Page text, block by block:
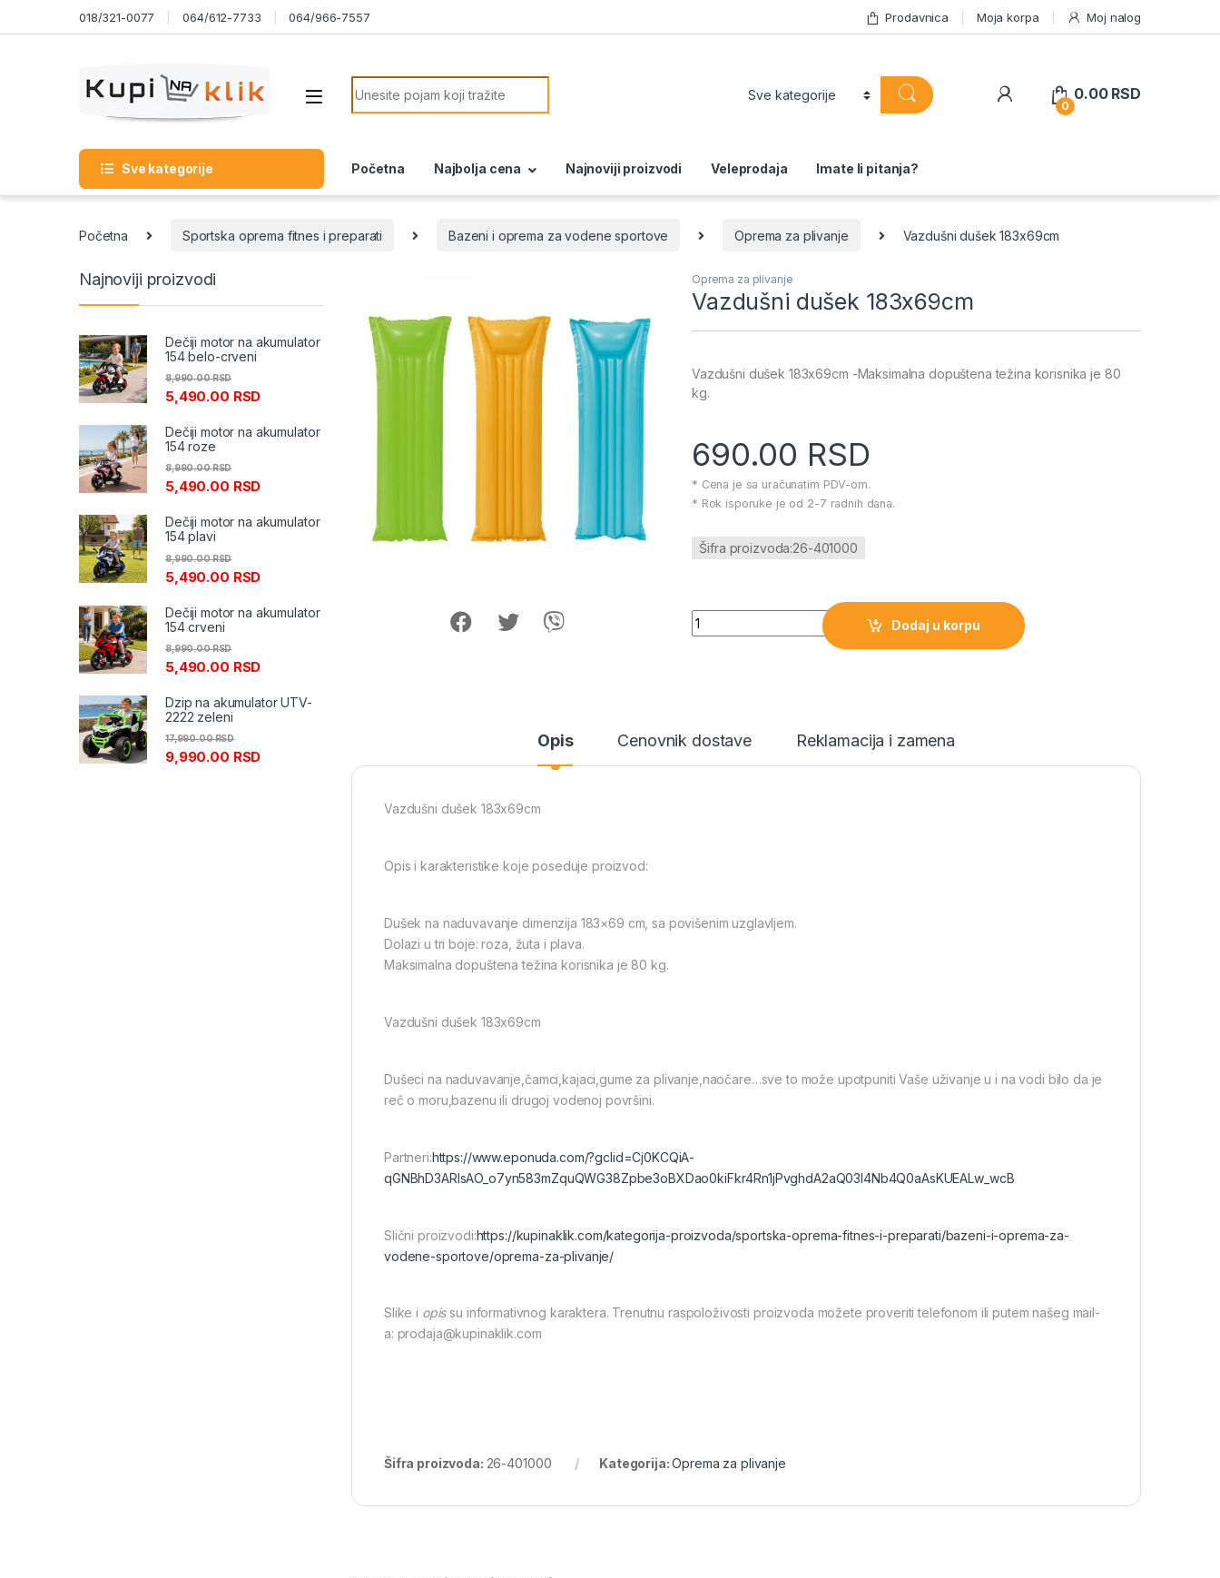
Skip to navigation018/321-0077 064/612-7733 064/966-7557 Prodavnica Moja korpa Moj nalog
Search for:
0
0.00 RSD
Sve kategorije Početna Najbolja cena Najnoviji proizvodi Veleprodaja Imate li pitanja?
Početna Sportska oprema fitnes i preparati Bazeni i oprema za vodene sportove Oprema za plivanje Vazdušni dušek 183x69cm
Oprema za plivanje
Vazdušni dušek 183x69cm
Vazdušni dušek 183x69cm -Maksimalna dopuštena težina korisnika je 80
kg.
690.00 RSD
* Cena je sa uračunatim PDV-om.
* Rok isporuke je od 2-7 radnih dana.
Šifra proizvoda:26-401000
Vazdušni dušek 183x69cm količina
Dodaj u korpu
Opis Cenovnik dostave Reklamacija i zamena
Vazdušni dušek 183x69cm
Opis i karakteristike koje poseduje proizvod:
Dušek na naduvavanje dimenzija 183×69 cm, sa povišenim uzglavljem.
Dolazi u tri boje: roza, žuta i plava.
Maksimalna dopuštena težina korisnika je 80 kg.
Vazdušni dušek 183x69cm
Dušeci na naduvavanje,čamci,kajaci,gume za plivanje,naočare…sve to može upotpuniti Vaše uživanje u i na vodi bilo da je
reč o moru,bazenu ili drugoj vodenoj površini.
Partneri:https://www.eponuda.com/?gclid=Cj0KCQiA-
qGNBhD3ARIsAO_o7yn583mZquQWG38Zpbe3oBXDao0kiFkr4Rn1jPvghdA2aQ03l4Nb4Q0aAsKUEALw_wcB
Slični proizvodi:https://kupinaklik.com/kategorija-proizvoda/sportska-oprema-fitnes-i-preparati/bazeni-i-oprema-za-
vodene-sportove/oprema-za-plivanje/
Slike i opissu informativnog karaktera. Trenutnu raspoloživosti proizvoda možete proveriti telefonom ili putem našeg mail-
a: prodaja@kupinaklik.com
Šifra proizvoda: 26-401000 Kategorija:Oprema za plivanje
Najnoviji proizvodi
Dečiji motor na akumulator
154 belo-crveni
5,490.00 RSD
8,990.00RSD
Dečiji motor na akumulator
154 roze
5,490.00 RSD
8,990.00RSD
Dečiji motor na akumulator
154 plavi
5,490.00 RSD
8,990.00RSD
Dečiji motor na akumulator
154 crveni
5,490.00 RSD
8,990.00RSD
Dzip na akumulator UTV-
2222 zeleni
9,990.00 RSD
17,990.00RSD